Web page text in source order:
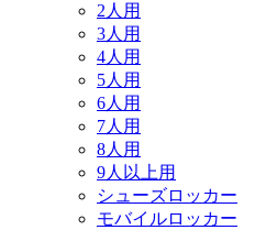
2人用
3人用
4人用
5人用
6人用
7人用
8人用
9人以上用
シューズロッカー
モバイルロッカー